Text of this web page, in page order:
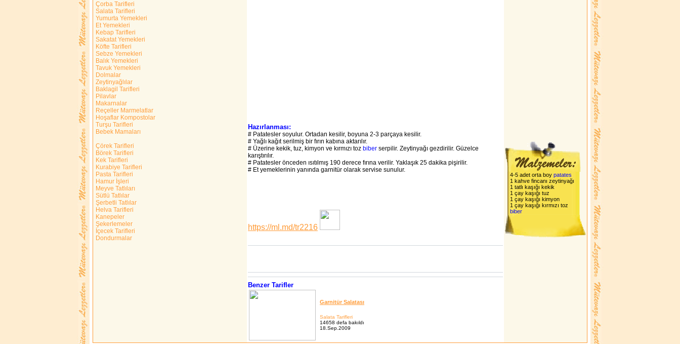
Çorba Tarifleri
Salata Tarifleri
Yumurta Yemekleri
Et Yemekleri
Kebap Tarifleri
Sakatat Yemekleri
Köfte Tarifleri
Sebze Yemekleri
Balık Yemekleri
Tavuk Yemekleri
Dolmalar
Zeytinyağlılar
Baklagil Tarifleri
Pilavlar
Makarnalar
Reçeller Marmelatlar
Hoşaflar Kompostolar
Turşu Tarifleri
Bebek Mamaları
Çörek Tarifleri
Börek Tarifleri
Kek Tarifleri
Kurabiye Tarifleri
Pasta Tarifleri
Hamur İşleri
Meyve Tatlıları
Sütlü Tatlılar
Şerbetli Tatlılar
Helva Tarifleri
Kanepeler
Şekerlemeler
İçecek Tarifleri
Dondurmalar
Hazırlanması:
# Patatesler soyulur. Ortadan kesilir, boyuna 2-3 parçaya kesilir.
# Yağlı kağıt serilmiş bir fırın kabına aktarılır.
# Üzerine kekik, tuz, kimyon ve kırmızı toz biber serpilir. Zeytinyağı gezdirilir. Güzelce
karıştırılır.
# Patatesler önceden ısıtılmış 190 derece fırına verilir. Yaklaşık 25 dakika pişirilir.
# Et yemeklerinin yanında garnitür olarak servise sunulur.
https://ml.md/tr2216
Benzer Tarifler
Garnitür Salatası
Salata Tarifleri
14658 defa bakıldı
18.Sep.2009
4-5 adet orta boy patates
1 kahve fincanı zeytinyağı
1 tatlı kaşığı kekik
1 çay kaşığı tuz
1 çay kaşığı kimyon
1 çay kaşığı kırmızı toz
biber